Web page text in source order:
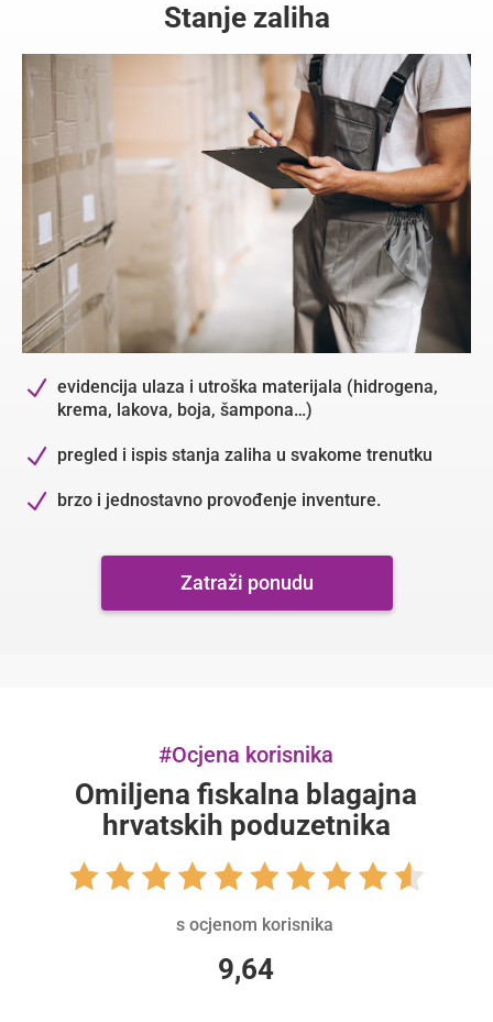
Stanje zaliha
N evidencija ulaza i utroška materijala (hidrogena,
krema, lakova, boja, šampona…)
N pregled i ispis stanja zaliha u svakome trenutku
N brzo i jednostavno provođenje inventure.
Zatraži ponudu
#Ocjena korisnika
Omiljena fiskalna blagajna
hrvatskih poduzetnika
s ocjenom korisnika
9,64